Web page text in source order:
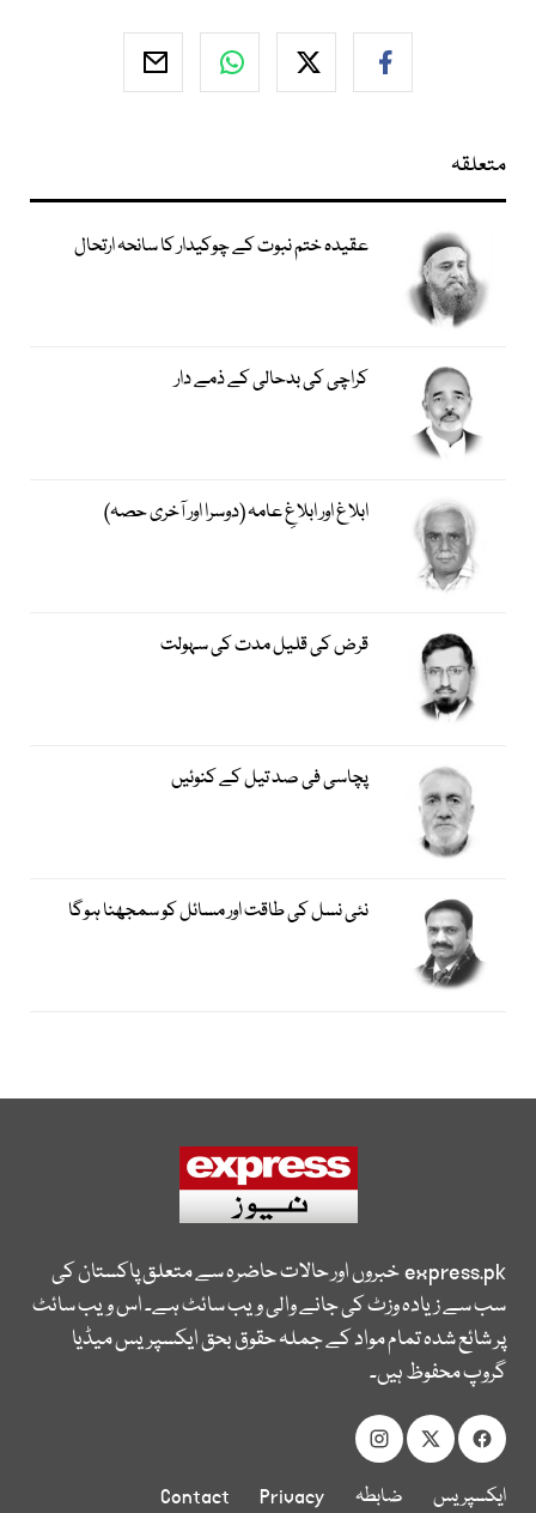
متعلقہ
عقیدہ ختم نبوت کے چوکیدار کا سانحہ ارتحال
کراچی کی بدحالی کے ذمے دار
ابلاغ اور ابلاغِ عامہ (دوسرا اور آخری حصہ)
قرض کی قلیل مدت کی سہولت
پچاسی فی صد تیل کے کنوئیں
نئی نسل کی طاقت اور مسائل کو سمجھنا ہوگا
express.pkخبروں اور حالات حاضرہ سے متعلق پاکستان کی
سب سے زیادہ وزٹ کی جانے والی ویب سائٹ ہے۔ اس ویب سائٹ
پر شائع شدہ تمام مواد کے جملہ حقوق بحق ایکسپریس میڈیا
گروپ محفوظ ہیں۔
ایکسپریس
ضابطہ
Privacy
Contact